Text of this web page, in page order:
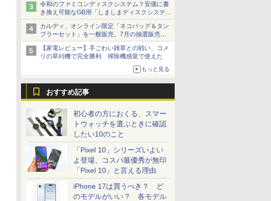
令和のファミコンディスクシステム？安価に書
き換え可能なGB用「しましまディスクシステ
ム」
カルディ、オンライン限定「ネコバッグ＆タン
ブラーセット」を一般販売。7月の抽選販売の
当選無効分
【家電レビュー】手ごわい雑草との戦い、コメ
リの草刈機で完全勝利 掃除機感覚で使えた
もっと見る
おすすめ記事
初心者の方におくる、スマー
トウォッチを選ぶときに確認
したい10のこと
「Pixel 10」シリーズいよい
よ登場、コスパ最優秀が無印
「Pixel 10」と言える理由
iPhone 17は買うべき？ ど
のモデルがいい？ 各モデル